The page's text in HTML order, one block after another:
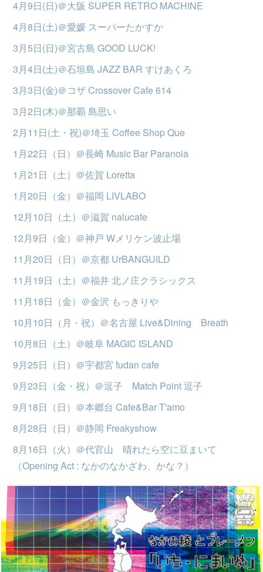
4月9日(日)＠大阪 SUPER RETRO MACHINE
4月8日(土)＠愛媛 スーパーたかすか
3月5日(日)＠宮古島 GOOD LUCK!
3月4日(土)＠石垣島 JAZZ BAR すけあくろ
3月3日(金)＠コザ Crossover Cafe 614
3月2日(木)＠那覇 島思い
2月11日(土・祝)＠埼玉 Coffee Shop Que
1月22日（日）＠長崎 Music Bar Paranoia
1月21日（土）＠佐賀 Loretta
1月20日（金）＠福岡 LIVLABO
12月10日（土）＠滋賀 nalucafe
12月9日（金）＠神戸 Wメリケン波止場
11月20日（日）＠京都 UrBANGUILD
11月19日（土）＠福井 北ノ庄クラシックス
11月18日（金）＠金沢 もっきりや
10月10日（月・祝）＠名古屋 Live&Dining Breath
10月8日（土）＠岐阜 MAGIC ISLAND
9月25日（日）＠宇都宮 fudan cafe
9月23日（金・祝）＠逗子 Match Point 逗子
9月18日（日）＠本郷台 Cafe&Bar T'amo
8月28日（日）＠静岡 Freakyshow
8月16日（火）＠代官山 晴れたら空に豆まいて
（Opening Act : なかのなかざわ、かな？）